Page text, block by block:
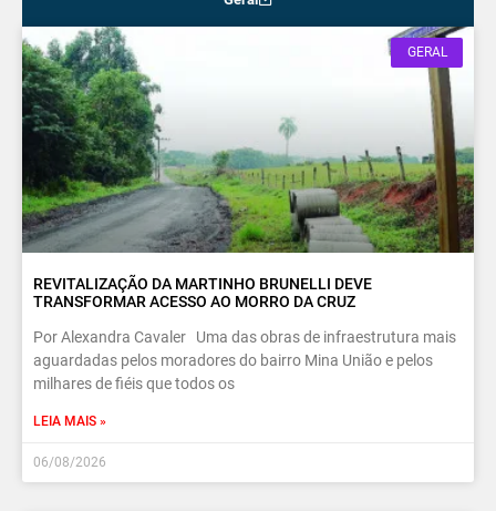
GERAL
REVITALIZAÇÃO DA MARTINHO BRUNELLI DEVE
TRANSFORMAR ACESSO AO MORRO DA CRUZ
Por Alexandra Cavaler Uma das obras de infraestrutura mais
aguardadas pelos moradores do bairro Mina União e pelos
milhares de fiéis que todos os
LEIA MAIS »
06/08/2026